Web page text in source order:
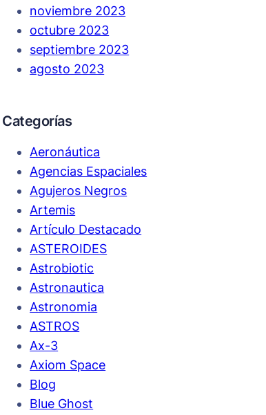
noviembre 2023
octubre 2023
septiembre 2023
agosto 2023
Categorías
Aeronáutica
Agencias Espaciales
Agujeros Negros
Artemis
Artículo Destacado
ASTEROIDES
Astrobiotic
Astronautica
Astronomia
ASTROS
Ax-3
Axiom Space
Blog
Blue Ghost